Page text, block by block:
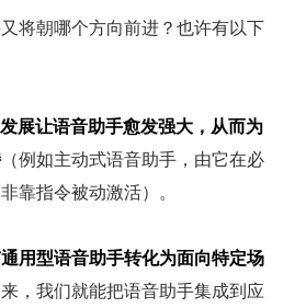
将朝哪个方向前进？也许有以下
展让语音助手愈发强大，从而为
（例如主动式语音助手，由它在必
靠指令被动激活）。
用型语音助手转化为面向特定场
，我们就能把语音助手集成到应